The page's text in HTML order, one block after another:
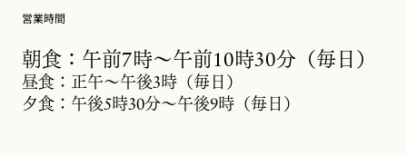
営業時間
朝食：午前7時～午前10時30分（毎日）
昼食：正午～午後3時（毎日）
夕食：午後5時30分～午後9時（毎日）